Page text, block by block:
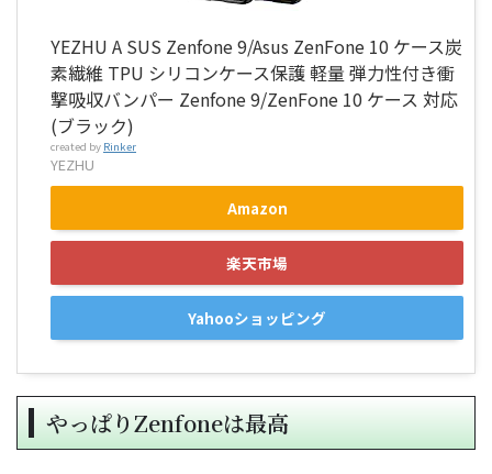
YEZHU A SUS Zenfone 9/Asus ZenFone 10 ケース炭
素繊維 TPU シリコンケース保護 軽量 弾力性付き衝
撃吸収バンパー Zenfone 9/ZenFone 10 ケース 対応
(ブラック)
created by Rinker
YEZHU
Amazon
楽天市場
Yahooショッピング
やっぱりZenfoneは最高